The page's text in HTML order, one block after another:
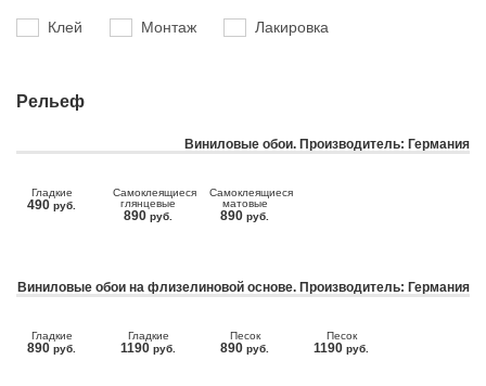
Клей Монтаж Лакировка
Рельеф
Виниловые обои. Производитель: Германия
Гладкие
490 руб.
Самоклеящиеся
глянцевые
890 руб.
Самоклеящиеся
матовые
890 руб.
Виниловые обои на флизелиновой основе. Производитель: Германия
Гладкие
890 руб.
Гладкие
1190 руб.
Песок
890 руб.
Песок
1190 руб.